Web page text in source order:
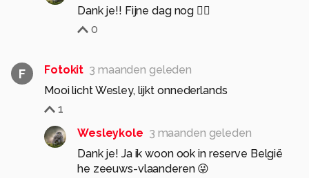
Dank je!! Fijne dag nog 🙋‍♂️
0
F Fotokit 3 maanden geleden
Mooi licht Wesley, lijkt onnederlands
1
Wesleykole 3 maanden geleden
Dank je! Ja ik woon ook in reserve België
he zeeuws-vlaanderen 😜